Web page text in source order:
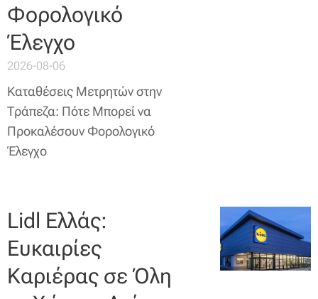
Φορολογικό
Έλεγχο
2026-08-06
Καταθέσεις Μετρητών στην
Τράπεζα: Πότε Μπορεί να
Προκαλέσουν Φορολογικό
Έλεγχο
Lidl Ελλάς:
Ευκαιρίες
Καριέρας σε Όλη